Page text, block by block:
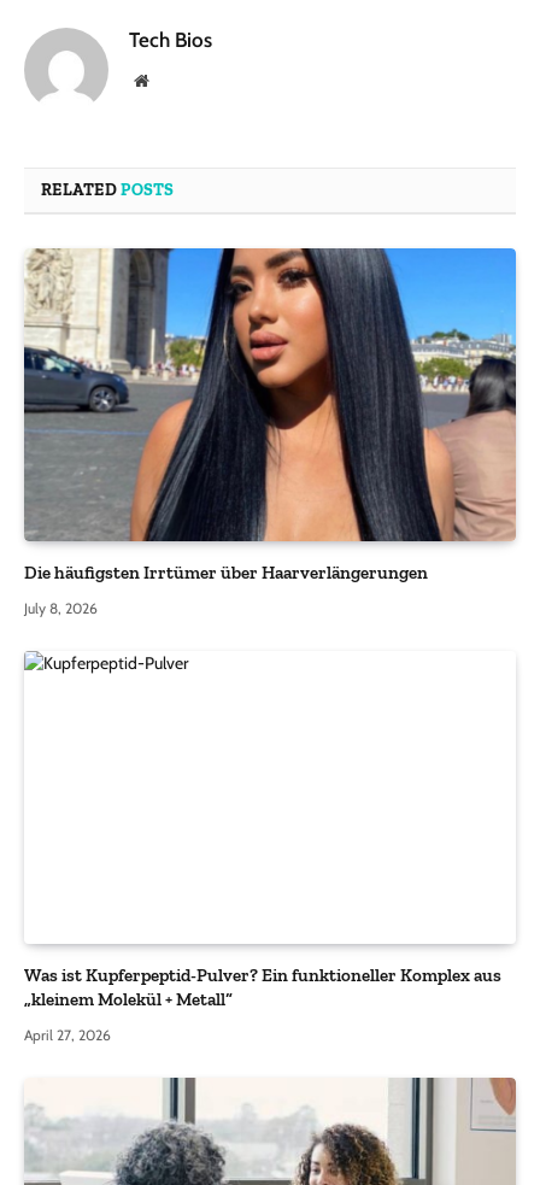
Tech Bios
Website
RELATEDPOSTS
Die häufigsten Irrtümer über Haarverlängerungen
July 8, 2026
Was ist Kupferpeptid-Pulver? Ein funktioneller Komplex aus
„kleinem Molekül + Metall“
April 27, 2026